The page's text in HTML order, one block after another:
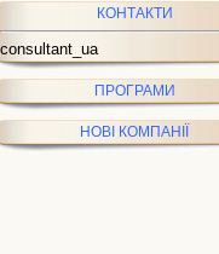
КОНТАКТИ
consultant_ua
ПРОГРАМИ
НОВІ КОМПАНІЇ